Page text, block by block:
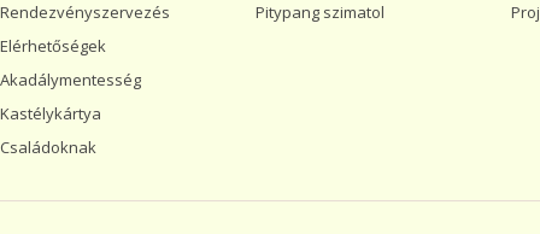
Rendezvényszervezés
Elérhetőségek
Akadálymentesség
Kastélykártya
Családoknak
Pitypang szimatol